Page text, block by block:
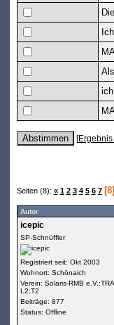
[
Seiten (8): « 1 2 3 4 5 6 7 [8]
Autor
icepic
SP-Schnüffler
Registriert seit: Okt 2003
Wohnort: Schönaich
Verein: Solaris-RMB
L2;T2
Beiträge: 877
Status: Offline